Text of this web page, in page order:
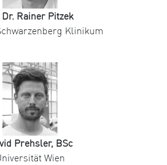
Dr. Rainer Pitzek
Klinikum
Prehsler, BSc
Wien